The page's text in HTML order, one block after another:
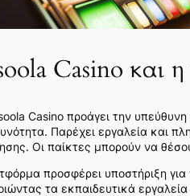
Casino και
Casino προάγει την
Παρέχει εργαλεία και
Οι παίκτες μπορούν να
προσφέρει υποστήριξη
τα εκπαιδευτικά